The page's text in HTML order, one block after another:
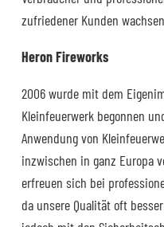
zufriedener Kunden
Heron Fireworks
2006 wurde mit dem
Kleinfeuerwerk begonnen
Anwendung von
inzwischen in ganz Europa
erfreuen sich bei
da unsere Qualität oft